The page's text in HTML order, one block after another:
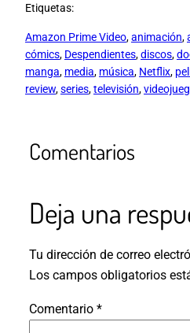
Etiquetas:
Amazon Prime Video, animación,
cómics, Despendientes, discos,
manga, media, música, Netflix,
review, series, televisión,
Comentarios
Deja una
Tu dirección de correo
Los campos obligatorios
Comentario *